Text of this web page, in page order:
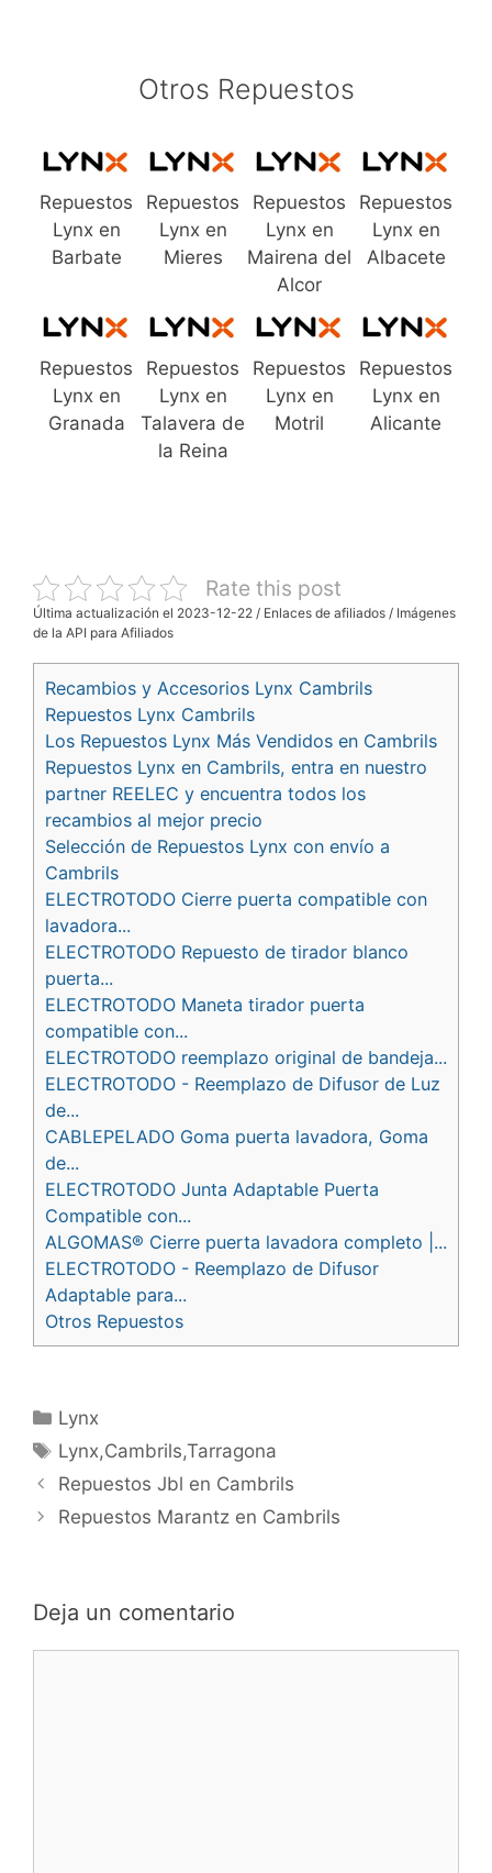
Otros Repuestos
Repuestos
Lynx en
Barbate
Repuestos
Lynx en
Mieres
Repuestos
Lynx en
Mairena del
Alcor
Repuestos
Lynx en
Albacete
Repuestos
Lynx en
Granada
Repuestos
Lynx en
Talavera de
la Reina
Repuestos
Lynx en
Motril
Repuestos
Lynx en
Alicante
Rate this post
Última actualización el 2023-12-22 / Enlaces de afiliados / Imágenes
de la API para Afiliados
Recambios y Accesorios Lynx Cambrils
Repuestos Lynx Cambrils
Los Repuestos Lynx Más Vendidos en Cambrils
Repuestos Lynx en Cambrils, entra en nuestro
partner REELEC y encuentra todos los
recambios al mejor precio
Selección de Repuestos Lynx con envío a
Cambrils
ELECTROTODO Cierre puerta compatible con
lavadora...
ELECTROTODO Repuesto de tirador blanco
puerta...
ELECTROTODO Maneta tirador puerta
compatible con...
ELECTROTODO reemplazo original de bandeja...
ELECTROTODO - Reemplazo de Difusor de Luz
de...
CABLEPELADO Goma puerta lavadora, Goma
de...
ELECTROTODO Junta Adaptable Puerta
Compatible con...
ALGOMAS® Cierre puerta lavadora completo |...
ELECTROTODO - Reemplazo de Difusor
Adaptable para...
Otros Repuestos
Categorías
Lynx
Etiquetas
Lynx,Cambrils,Tarragona
Navegación
de
entradas
Repuestos Jbl en Cambrils
Repuestos Marantz en Cambrils
Deja un comentario